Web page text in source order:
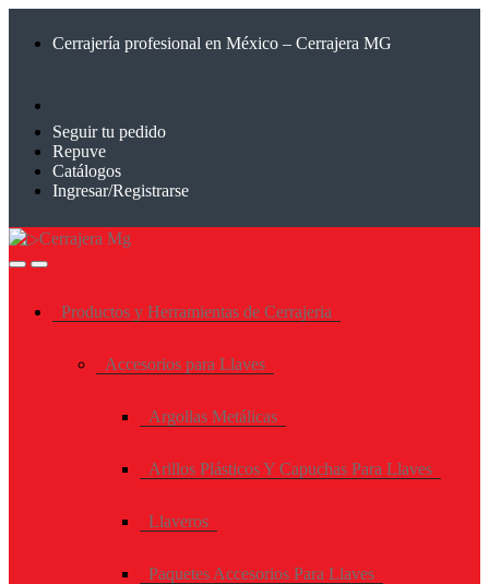
Cerrajería profesional en México – Cerrajera MG
Seguir tu pedido
Repuve
Catálogos
Ingresar/Registrarse
Productos y Herramientas de Cerrajeria
Accesorios para Llaves
Argollas Metálicas
Arillos Plásticos Y Capuchas Para Llaves
Llaveros
Paquetes Accesorios Para Llaves